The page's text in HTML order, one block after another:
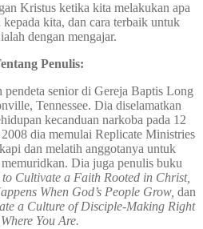
Kristus ketika kita melakukan apa
kita, dan cara terbaik untuk
dengan mengajar.
Penulis:
pendeta senior di Gereja Baptis Long
Tennessee. Dia diselamatkan
kecanduan narkoba pada 12
dia memulai Replicate Ministries
dan melatih anggotanya untuk
Dia juga penulis buku
Cultivate a Faith Rooted in Christ,
When God’s People Grow, dan
a Culture of Disciple-Making Right
Where You Are.